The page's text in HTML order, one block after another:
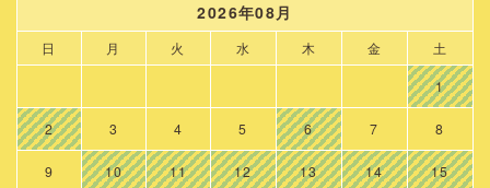
2026年08月
日 月 火 水 木 金 土
1
2 3 4 5 6 7 8
9 10 11 12 13 14 15